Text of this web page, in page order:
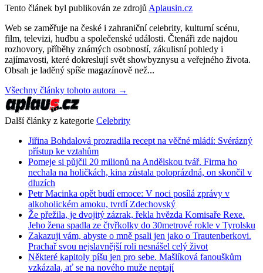
Tento článek byl publikován ze zdrojů Aplausin.cz
Web se zaměřuje na české i zahraniční celebrity, kulturní scénu,
film, televizi, hudbu a společenské události. Čtenáři zde najdou
rozhovory, příběhy známých osobností, zákulisní pohledy i
zajímavosti, které dokreslují svět showbyznysu a veřejného života.
Obsah je laděný spíše magazínově než...
Všechny články tohoto autora →
Další články z kategorie Celebrity
Jiřina Bohdalová prozradila recept na věčné mládí: Svérázný
přístup ke vztahům
Pomeje si půjčil 20 milionů na Andělskou tvář. Firma ho
nechala na holičkách, kina zůstala poloprázdná, on skončil v
dluzích
Petr Macinka opět budí emoce: V noci posílá zprávy v
alkoholickém amoku, tvrdí Zdechovský
Že přežila, je dvojitý zázrak, řekla hvězda Komisaře Rexe.
Jeho žena spadla ze čtyřkolky do 30metrové rokle v Tyrolsku
Zakazuji vám, abyste o mně psali jen jako o Trautenberkovi.
Prachař svou nejslavnější roli nesnášel celý život
Některé kapitoly píšu jen pro sebe. Mašlíková fanouškům
vzkázala, ať se na nového muže neptají